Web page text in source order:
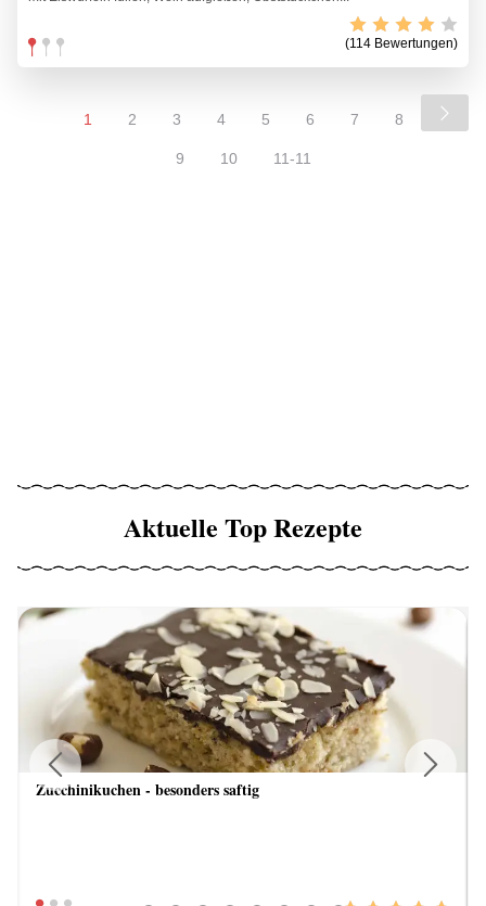
(114 Bewertungen)
1 2 3 4 5 6 7 8
9 10 11-11
Aktuelle Top Rezepte
Zucchinikuchen - besonders saftig
Previous